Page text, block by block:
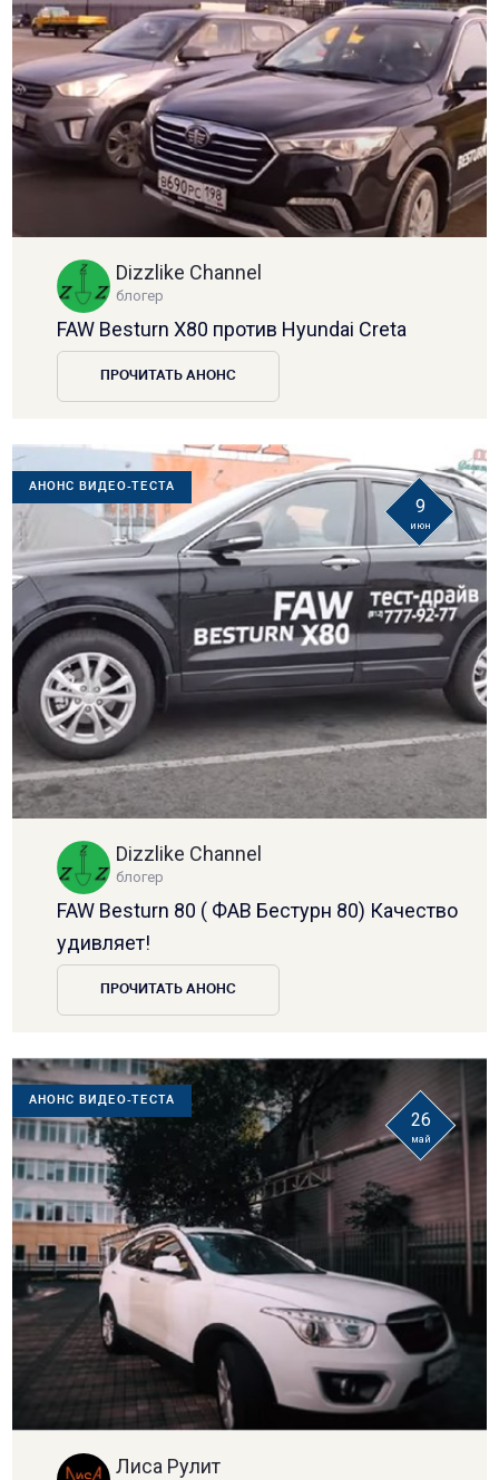
Dizzlike Channel
блогер
FAW Besturn X80 против Hyundai Creta
ПРОЧИТАТЬ АНОНС
АНОНС ВИДЕО-ТЕСТА
9
июн
Dizzlike Channel
блогер
FAW Besturn 80 ( ФАВ Бестурн 80) Качество
удивляет!
ПРОЧИТАТЬ АНОНС
АНОНС ВИДЕО-ТЕСТА
26
май
Лиса Рулит